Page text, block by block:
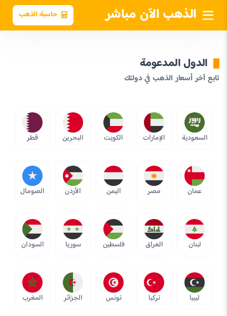
الذهب الآن مباشر حاسبة الذهب
الدول المدعومة
تابع آخر أسعار الذهب في دولتك
السعودية الإمارات الكويت البحرين قطر
عمان مصر اليمن الأردن الصومال
لبنان العراق فلسطين سوريا السودان
ليبيا تركيا تونس الجزائر المغرب